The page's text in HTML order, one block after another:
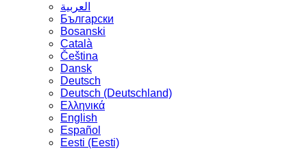
العربية
Български
Bosanski
Сatalà
Čeština
Dansk
Deutsch
Deutsch (Deutschland)
Ελληνικά
English
Español
Eesti (Eesti)